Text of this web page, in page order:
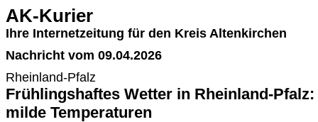
AK-Kurier
Ihre Internetzeitung für den Kreis Altenkirchen
Nachricht vom 09.04.2026
Rheinland-Pfalz
Frühlingshaftes Wetter in Rheinland-
milde Temperaturen